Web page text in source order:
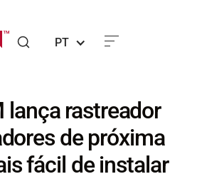
PT
lança rastreador
de próxima
fácil de instalar